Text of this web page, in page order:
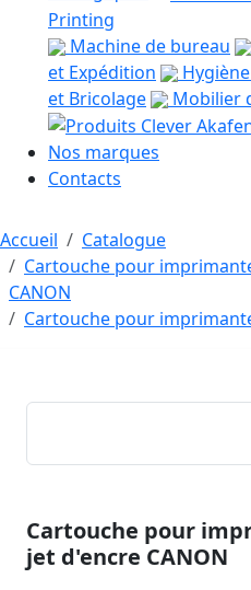
Printing
Machine de bureau
et Expédition
et Bricolage
Mobilier
Nos marques
Contacts
Accueil
Catalogue
Cartouche pour
CANON
Cartouche pour
Cartouche pour
jet d'encre CANON